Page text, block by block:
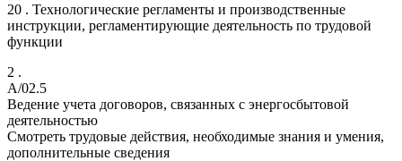
20 . Технологические регламенты и производственные
инструкции, регламентирующие деятельность по трудовой
функции
2 .
A/02.5
Ведение учета договоров, связанных с энергосбытовой
деятельностью
Смотреть трудовые действия, необходимые знания и умения,
дополнительные сведения